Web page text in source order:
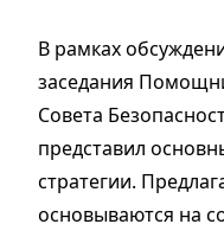
В рамках
заседания
Совета
представил
стратегии.
основываются на